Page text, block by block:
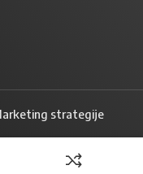
strategije